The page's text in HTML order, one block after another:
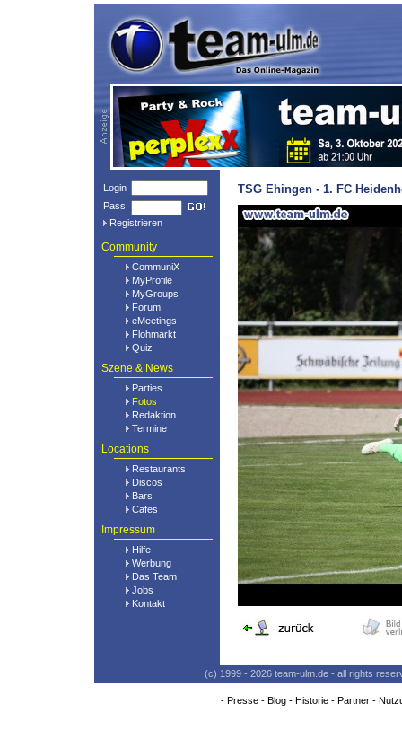
Login
Pass
Registrieren
Community
CommuniX
MyProfile
MyGroups
Forum
eMeetings
Flohmarkt
Quiz
Szene & News
Parties
Fotos
Redaktion
Termine
Locations
Restaurants
Discos
Bars
Cafes
Impressum
Hilfe
Werbung
Das Team
Jobs
Kontakt
TSG Ehingen - 1. FC
(c) 1999 - 2026 team-ulm.de - all rights
- Presse- Blog- Historie- Partner-